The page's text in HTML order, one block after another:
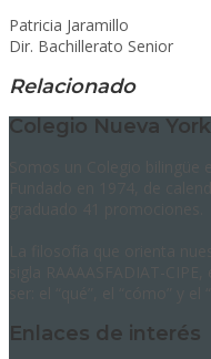
Patricia Jaramillo
Dir. Bachillerato Senior
Relacionado
Colegio Nueva York
Enlaces de interés